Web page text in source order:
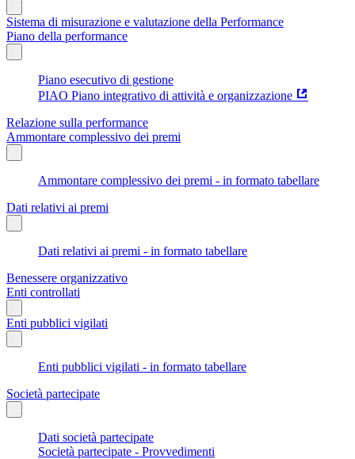
Sistema di misurazione e valutazione della Performance
Piano della performance
Piano esecutivo di gestione
PIAO Piano integrativo di attività e organizzazione
Relazione sulla performance
Ammontare complessivo dei premi
Ammontare complessivo dei premi - in formato tabellare
Dati relativi ai premi
Dati relativi ai premi - in formato tabellare
Benessere organizzativo
Enti controllati
Enti pubblici vigilati
Enti pubblici vigilati - in formato tabellare
Società partecipate
Dati società partecipate
Società partecipate - Provvedimenti